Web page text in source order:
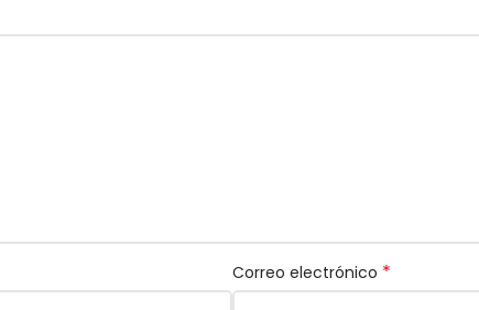
Correo electrónico *